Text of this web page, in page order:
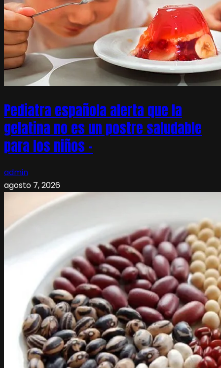
Pediatra española alerta que la
gelatina no es un postre saludable
para los niños –
admin
agosto 7, 2026